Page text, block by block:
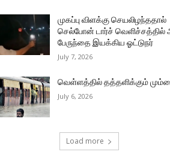
முகப்பு விளக்கு செயலிழந்ததால்
செல்போன் டார்ச் வெளிச்சத்தில்
பேருந்தை இயக்கிய ஓட்டுநர்
July 7, 2026
வெள்ளத்தில் தத்தளிக்கும்
July 6, 2026
Load more